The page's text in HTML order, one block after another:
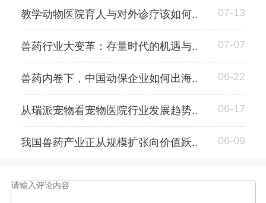
教学动物医院育人与对外诊疗该如何.. 07-13
兽药行业大变革：存量时代的机遇与.. 07-07
兽药内卷下，中国动保企业如何出海.. 06-22
从瑞派宠物看宠物医院行业发展趋势.. 06-17
我国兽药产业正从规模扩张向价值跃.. 06-09